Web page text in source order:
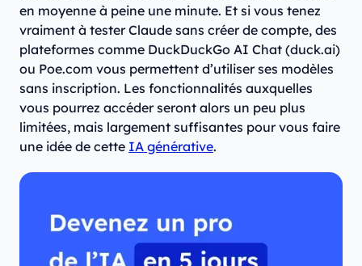
en moyenne à peine une minute. Et si vous tenez
vraiment à tester Claude sans créer de compte, des
plateformes comme DuckDuckGo AI Chat (duck.ai)
ou Poe.com vous permettent d’utiliser ses modèles
sans inscription. Les fonctionnalités auxquelles
vous pourrez accéder seront alors un peu plus
limitées, mais largement suffisantes pour vous faire
une idée de cette IA générative.